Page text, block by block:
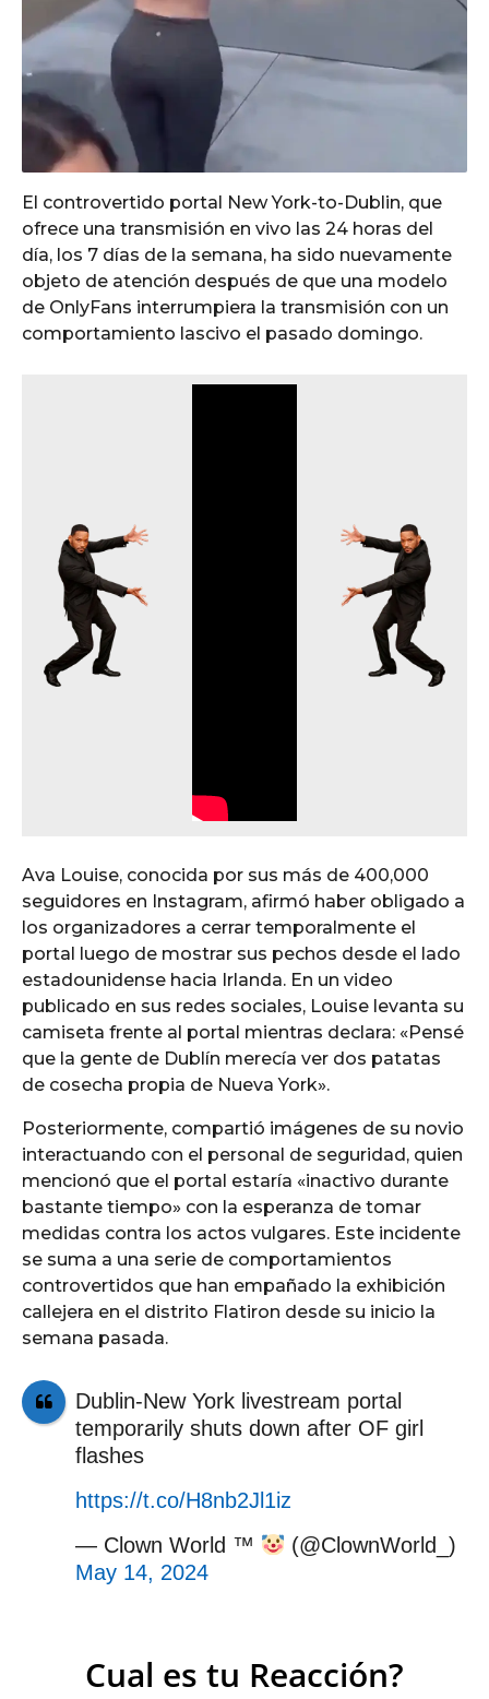
El controvertido portal New York-to-Dublin, que
ofrece una transmisión en vivo las 24 horas del
día, los 7 días de la semana, ha sido nuevamente
objeto de atención después de que una modelo
de OnlyFans interrumpiera la transmisión con un
comportamiento lascivo el pasado domingo.
Ava Louise, conocida por sus más de 400,000
seguidores en Instagram, afirmó haber obligado a
los organizadores a cerrar temporalmente el
portal luego de mostrar sus pechos desde el lado
estadounidense hacia Irlanda. En un video
publicado en sus redes sociales, Louise levanta su
camiseta frente al portal mientras declara: «Pensé
que la gente de Dublín merecía ver dos patatas
de cosecha propia de Nueva York».
Posteriormente, compartió imágenes de su novio
interactuando con el personal de seguridad, quien
mencionó que el portal estaría «inactivo durante
bastante tiempo» con la esperanza de tomar
medidas contra los actos vulgares. Este incidente
se suma a una serie de comportamientos
controvertidos que han empañado la exhibición
callejera en el distrito Flatiron desde su inicio la
semana pasada.
Dublin-New York livestream portal
temporarily shuts down after OF girl
flashes
https://t.co/H8nb2Jl1iz
— Clown World ™
(@ClownWorld_)
May 14, 2024
Cual es tu Reacción?